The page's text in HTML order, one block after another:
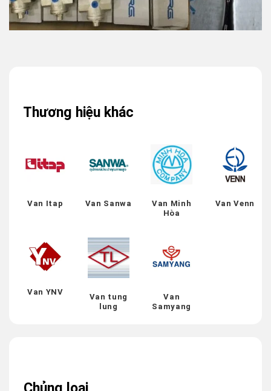
Thương hiệu khác
Van Itap Van Sanwa
Van Minh
Hòa
Van Venn
Van YNV
Van tung
lung
Van
Samyang